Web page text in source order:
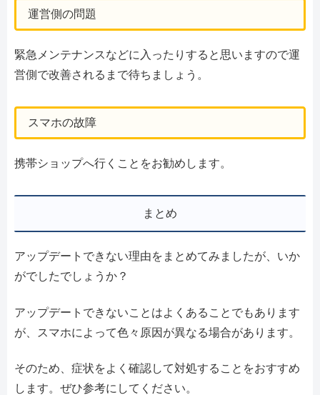
運営側の問題
緊急メンテナンスなどに入ったりすると思いますので運
営側で改善されるまで待ちましょう。
スマホの故障
携帯ショップへ行くことをお勧めします。
まとめ
アップデートできない理由をまとめてみましたが、いか
がでしたでしょうか？
アップデートできないことはよくあることでもあります
が、スマホによって色々原因が異なる場合があります。
そのため、症状をよく確認して対処することをおすすめ
します。ぜひ参考にしてください。